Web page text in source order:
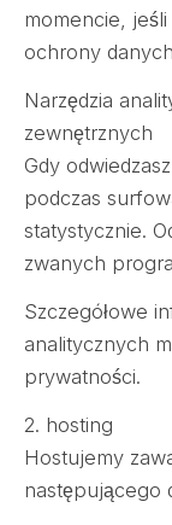
momencie,
ochrony
Narzędzia
zewnętrznych
Gdy
podczas
statystycznie.
zwanych
Szczegółowe
analitycznych
prywatności.
2. hosting
Hostujemy
następującego